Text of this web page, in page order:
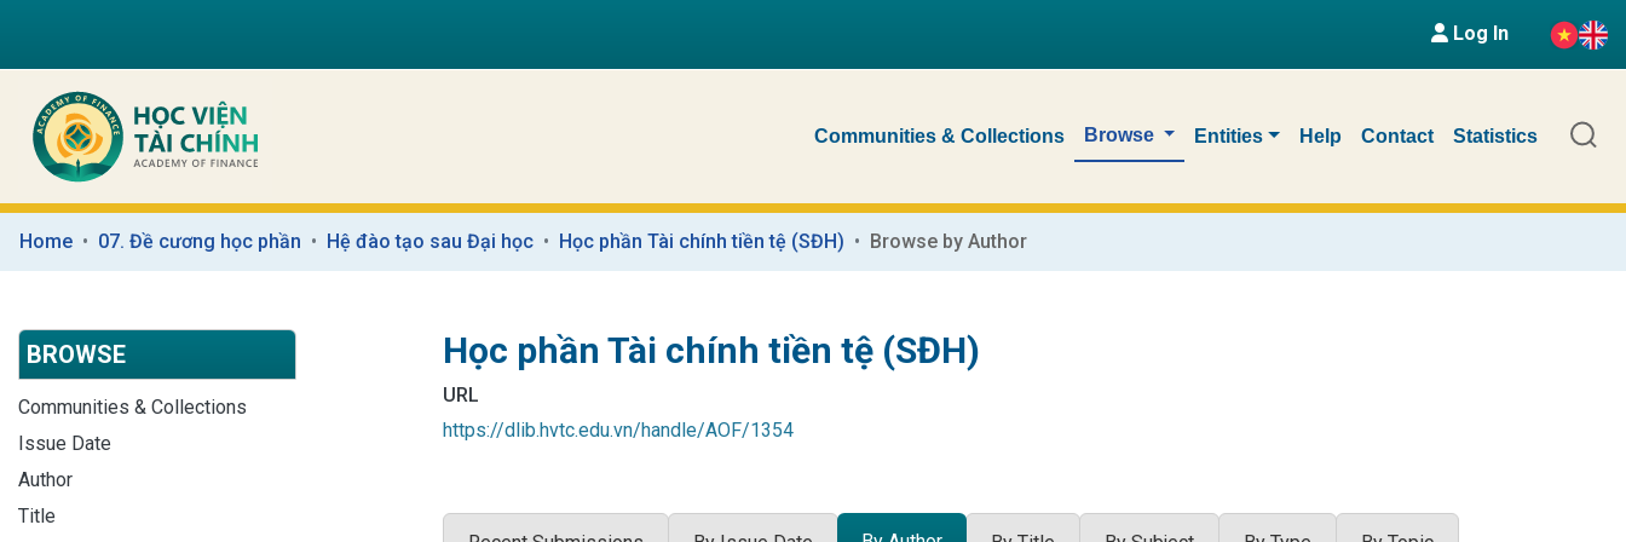
Log In
Communities & Collections Browse Entities Help Contact Statistics
Home 07. Đề cương học phần Hệ đào tạo sau Đại học Học phần Tài chính tiền tệ (SĐH) Browse by Author
BROWSE
Communities & Collections
Issue Date
Author
Title
Học phần Tài chính tiền tệ (SĐH)
URL
https://dlib.hvtc.edu.vn/handle/AOF/1354